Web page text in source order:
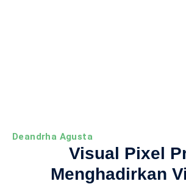
Deandrha Agusta
Visual Pixel
Menghadirkan